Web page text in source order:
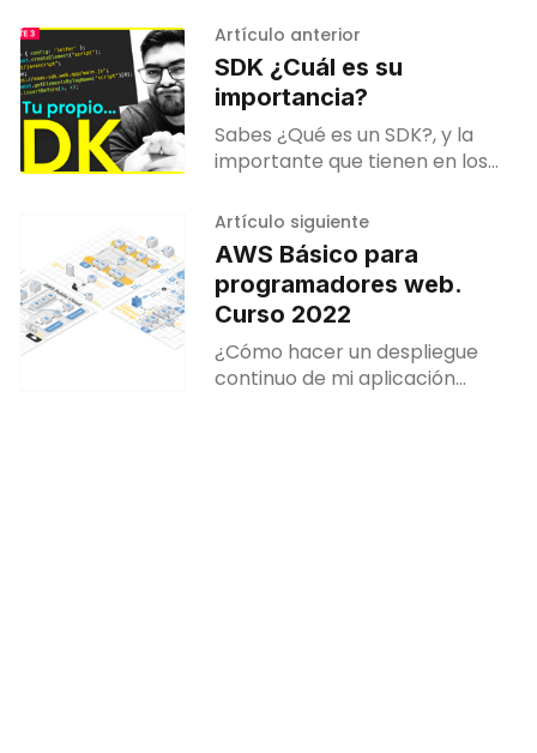
Artículo anterior
SDK ¿Cuál es su
importancia?
Sabes ¿Qué es un SDK?, y la
importante que tienen en los
plataformas de marketing.
Artículo siguiente
AWS Básico para
programadores web.
Curso 2022
¿Cómo hacer un despliegue
continuo de mi aplicación